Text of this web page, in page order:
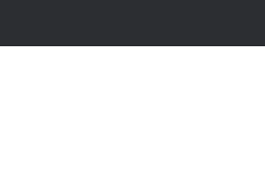
مرشح المعارضة التركية